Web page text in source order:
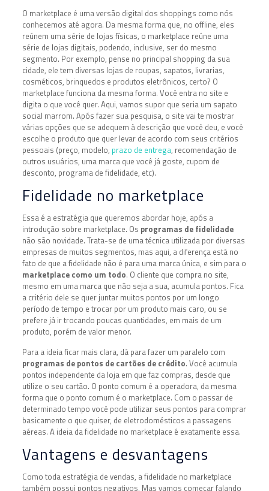
O marketplace é uma versão digital dos shoppings como nós
conhecemos até agora. Da mesma forma que, no offline, eles
reúnem uma série de lojas físicas, o marketplace reúne uma
série de lojas digitais, podendo, inclusive, ser do mesmo
segmento. Por exemplo, pense no principal shopping da sua
cidade, ele tem diversas lojas de roupas, sapatos, livrarias,
cosméticos, brinquedos e produtos eletrônicos, certo? O
marketplace funciona da mesma forma. Você entra no site e
digita o que você quer. Aqui, vamos supor que seria um sapato
social marrom. Após fazer sua pesquisa, o site vai te mostrar
várias opções que se adequem à descrição que você deu, e você
escolhe o produto que quer levar de acordo com seus critérios
pessoais (preço, modelo, prazo de entrega, recomendação de
outros usuários, uma marca que você já goste, cupom de
desconto, programa de fidelidade, etc).
Fidelidade no marketplace
Essa é a estratégia que queremos abordar hoje, após a
introdução sobre marketplace. Os programas de fidelidade
não são novidade. Trata-se de uma técnica utilizada por diversas
empresas de muitos segmentos, mas aqui, a diferença está no
fato de que a fidelidade não é para uma marca única, e sim para o
marketplace como um todo. O cliente que compra no site,
mesmo em uma marca que não seja a sua, acumula pontos. Fica
a critério dele se quer juntar muitos pontos por um longo
período de tempo e trocar por um produto mais caro, ou se
prefere já ir trocando poucas quantidades, em mais de um
produto, porém de valor menor.
Para a ideia ficar mais clara, dá para fazer um paralelo com
programas de pontos de cartões de crédito. Você acumula
pontos independente da loja em que faz compras, desde que
utilize o seu cartão. O ponto comum é a operadora, da mesma
forma que o ponto comum é o marketplace. Com o passar de
determinado tempo você pode utilizar seus pontos para comprar
basicamente o que quiser, de eletrodomésticos a passagens
aéreas. A ideia da fidelidade no marketplace é exatamente essa.
Vantagens e desvantagens
Como toda estratégia de vendas, a fidelidade no marketplace
também possui pontos negativos. Mas vamos começar falando